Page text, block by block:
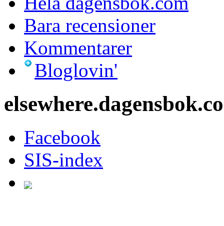
Bara recensioner
Kommentarer
Bloglovin'
Facebook
SIS-index